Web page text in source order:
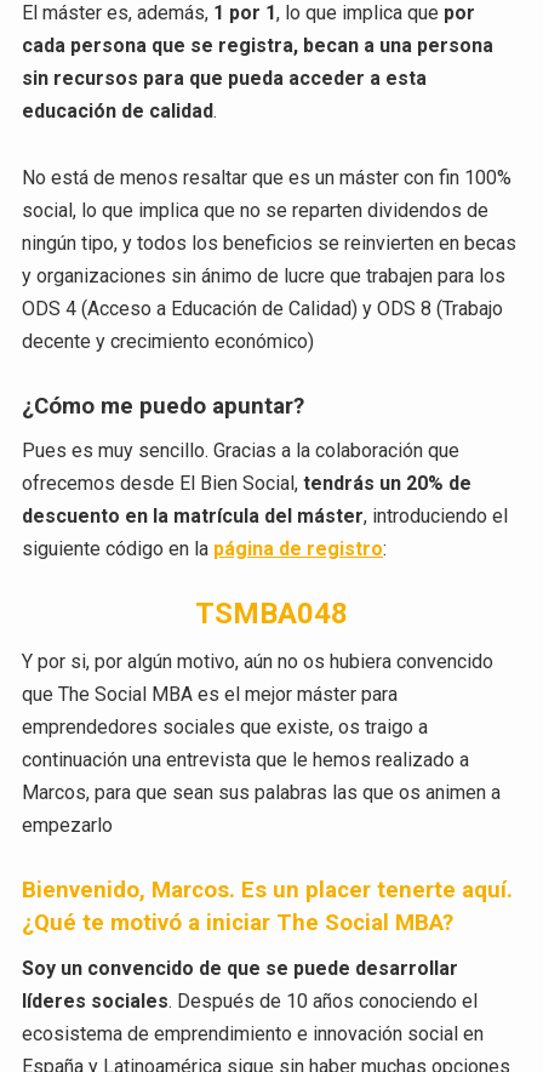
El máster es, además, 1 por 1, lo que implica que por
cada persona que se registra, becan a una persona
sin recursos para que pueda acceder a esta
educación de calidad.
No está de menos resaltar que es un máster con fin 100%
social, lo que implica que no se reparten dividendos de
ningún tipo, y todos los beneficios se reinvierten en becas
y organizaciones sin ánimo de lucre que trabajen para los
ODS 4 (Acceso a Educación de Calidad) y ODS 8 (Trabajo
decente y crecimiento económico)
¿Cómo me puedo apuntar?
Pues es muy sencillo. Gracias a la colaboración que
ofrecemos desde El Bien Social, tendrás un 20% de
descuento en la matrícula del máster, introduciendo el
siguiente código en la página de registro:
TSMBA048
Y por si, por algún motivo, aún no os hubiera convencido
que The Social MBA es el mejor máster para
emprendedores sociales que existe, os traigo a
continuación una entrevista que le hemos realizado a
Marcos, para que sean sus palabras las que os animen a
empezarlo
Bienvenido, Marcos. Es un placer tenerte aquí.
¿Qué te motivó a iniciar The Social MBA?
Soy un convencido de que se puede desarrollar
líderes sociales. Después de 10 años conociendo el
ecosistema de emprendimiento e innovación social en
España y Latinoamérica sigue sin haber muchas opciones